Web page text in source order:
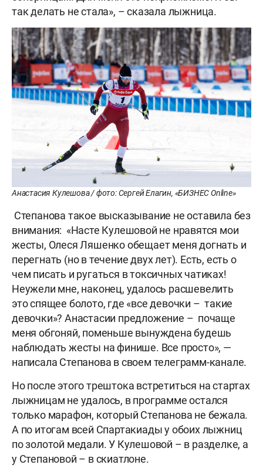
так делать не стала», – сказала лыжница.
Анастасия Кулешова / фото: Сергей Елагин, «БИЗНЕС Online»
Степанова такое высказывание не оставила без
внимания: «Насте Кулешовой не нравятся мои
жесты, Олеся Ляшенко обещает меня догнать и
перегнать (но в течение двух лет). Есть, есть о
чем писать и ругаться в токсичных чатиках!
Неужели мне, наконец, удалось расшевелить
это спящее болото, где «все девочки – такие
девочки»? Анастасии предложение – почаще
меня обгоняй, поменьше вынуждена будешь
наблюдать жесты на финише. Все просто», —
написала Степанова в своем телеграмм-канале.
Но после этого трештока встретиться на стартах
лыжницам не удалось, в программе остался
только марафон, который Степанова не бежала.
А по итогам всей Спартакиады у обоих лыжниц
по золотой медали. У Кулешовой – в разделке, а
у Степановой – в скиатлоне.